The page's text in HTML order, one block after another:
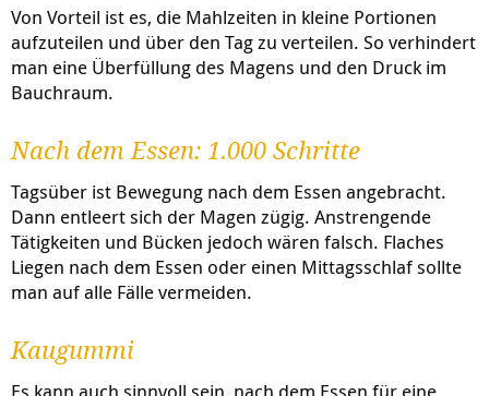
Von Vorteil ist es, die Mahlzeiten in kleine Portionen
aufzuteilen und über den Tag zu verteilen. So verhindert
man eine Überfüllung des Magens und den Druck im
Bauchraum.
Nach dem Essen: 1.000 Schritte
Tagsüber ist Bewegung nach dem Essen angebracht.
Dann entleert sich der Magen zügig. Anstrengende
Tätigkeiten und Bücken jedoch wären falsch. Flaches
Liegen nach dem Essen oder einen Mittagsschlaf sollte
man auf alle Fälle vermeiden.
Kaugummi